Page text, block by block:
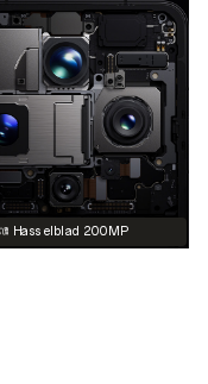
ោះ Hasselblad 200MP